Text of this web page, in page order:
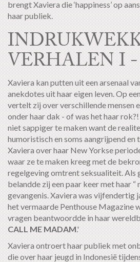
brengt Xaviera die ‘happiness’ op
haar publiek.
VERHALEN I -
Xaviera kan putten uit een arsenaal
anekdotes uit haar eigen leven. Op
vertelt zij over verschillende mensen
onder haar dak - of was het haar
niet sappiger te maken want de
humoristisch en soms aangrijpend
Xaviera over haar New Yorkse
waar ze te maken kreeg met de
regelgeving omtrent seksualiteit. Als
belandde zij een paar keer met haar “
gevangenis. Xaviera was vijfendertig
het vermaarde Penthouse Magazine
vragen beantwoordde in haar
CALL ME MADAM.'
Xaviera ontroert haar publiek met
die over haar jeugd in Indonesië